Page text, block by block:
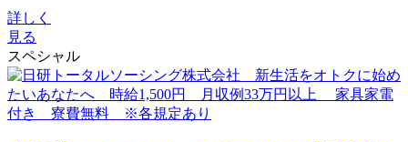
詳しく
見る
スペシャル